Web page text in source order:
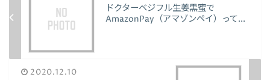
ドクターベジフル生姜黒蜜で
AmazonPay（アマゾンペイ）って...
2020.12.10